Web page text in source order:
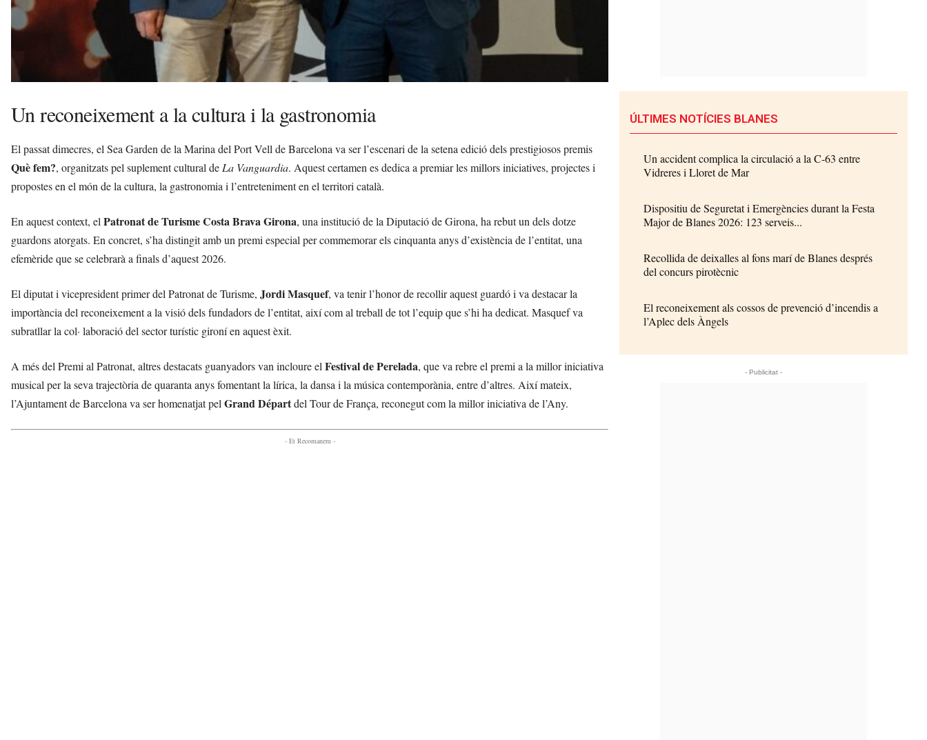
Un reconeixement a la cultura i la gastronomia
El passat dimecres, el Sea Garden de la Marina del Port Vell de Barcelona va ser l’escenari de la setena edició dels prestigiosos premis
Què fem?, organitzats pel suplement cultural de La Vanguardia. Aquest certamen es dedica a premiar les millors iniciatives, projectes i
propostes en el món de la cultura, la gastronomia i l’entreteniment en el territori català.
En aquest context, el Patronat de Turisme Costa Brava Girona, una institució de la Diputació de Girona, ha rebut un dels dotze
guardons atorgats. En concret, s’ha distingit amb un premi especial per commemorar els cinquanta anys d’existència de l’entitat, una
efemèride que se celebrarà a finals d’aquest 2026.
El diputat i vicepresident primer del Patronat de Turisme, Jordi Masquef, va tenir l’honor de recollir aquest guardó i va destacar la
importància del reconeixement a la visió dels fundadors de l’entitat, així com al treball de tot l’equip que s’hi ha dedicat. Masquef va
subratllar la col· laboració del sector turístic gironí en aquest èxit.
A més del Premi al Patronat, altres destacats guanyadors van incloure el Festival de Perelada, que va rebre el premi a la millor iniciativa
musical per la seva trajectòria de quaranta anys fomentant la lírica, la dansa i la música contemporània, entre d’altres. Així mateix,
l’Ajuntament de Barcelona va ser homenatjat pel Grand Départdel Tour de França, reconegut com la millor iniciativa de l’Any.
- Et Recomanem -
ÚLTIMES NOTÍCIES BLANES
Un accident complica la circulació a la C-63 entre
Vidreres i Lloret de Mar
Dispositiu de Seguretat i Emergències durant la Festa
Major de Blanes 2026: 123 serveis...
Recollida de deixalles al fons marí de Blanes després
del concurs pirotècnic
El reconeixement als cossos de prevenció d’incendis a
l’Aplec dels Àngels
- Publicitat -